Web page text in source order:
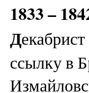
1833 –
Д
ссылку в